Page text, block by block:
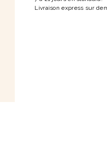
Livraison express sur